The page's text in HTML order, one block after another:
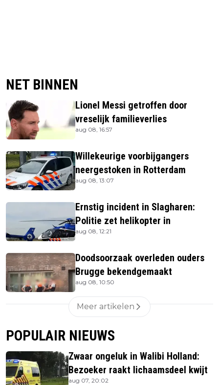
NET BINNEN
Lionel Messi getroffen door
vreselijk familieverlies
aug 08, 16:57
Willekeurige voorbijgangers
neergestoken in Rotterdam
aug 08, 13:07
Ernstig incident in Slagharen:
Politie zet helikopter in
aug 08, 12:21
Doodsoorzaak overleden ouders
Brugge bekendgemaakt
aug 08, 10:50
Meer artikelen
POPULAIR NIEUWS
Zwaar ongeluk in Walibi Holland:
Bezoeker raakt lichaamsdeel kwijt
aug 07, 20:02